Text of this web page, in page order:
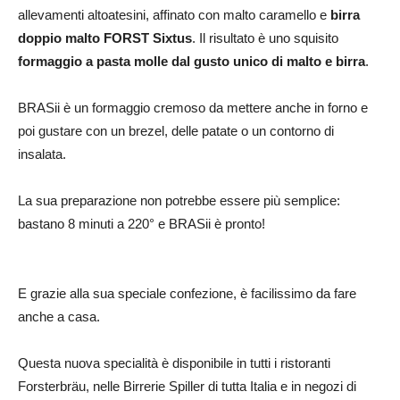
allevamenti altoatesini, affinato con malto caramello e birra
doppio malto FORST Sixtus. Il risultato è uno squisito
formaggio a pasta molle dal gusto unico di malto e birra.
BRASii è un formaggio cremoso da mettere anche in forno e
poi gustare con un brezel, delle patate o un contorno di
insalata.
La sua preparazione non potrebbe essere più semplice:
bastano 8 minuti a 220° e BRASii è pronto!
E grazie alla sua speciale confezione, è facilissimo da fare
anche a casa.
Questa nuova specialità è disponibile in tutti i ristoranti
Forsterbräu, nelle Birrerie Spiller di tutta Italia e in negozi di